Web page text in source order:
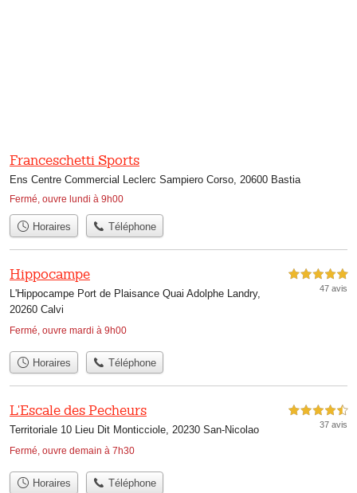
Franceschetti Sports
Ens Centre Commercial Leclerc Sampiero Corso, 20600 Bastia
Fermé, ouvre lundi à 9h00
Horaires Téléphone
Hippocampe
L'Hippocampe Port de Plaisance Quai Adolphe Landry,
20260 Calvi
Fermé, ouvre mardi à 9h00
5,0 étoiles sur 5
47 avis
Horaires Téléphone
L'Escale des Pecheurs
Territoriale 10 Lieu Dit Monticciole, 20230 San-Nicolao
Fermé, ouvre demain à 7h30
4,5 étoiles sur 5
37 avis
Horaires Téléphone